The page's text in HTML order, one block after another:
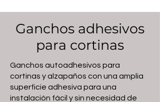
Ganchos adhesivos
para cortinas
Ganchos autoadhesivos para
cortinas y alzapaños con una amplia
superficie adhesiva para una
instalación fácil y sin necesidad de